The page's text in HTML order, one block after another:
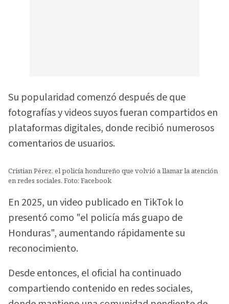
Su popularidad comenzó después de que
fotografías y videos suyos fueran compartidos en
plataformas digitales, donde recibió numerosos
comentarios de usuarios.
Cristian Pérez, el policía hondureño que volvió a llamar la atención
en redes sociales. Foto: Facebook
En 2025, un video publicado en TikTok lo
presentó como "el policía más guapo de
Honduras", aumentando rápidamente su
reconocimiento.
Desde entonces, el oficial ha continuado
compartiendo contenido en redes sociales,